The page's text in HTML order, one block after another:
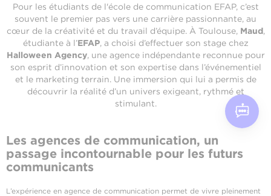
Pour les étudiants de l'école de communication EFAP, c’est
souvent le premier pas vers une carrière passionnante, au
cœur de la créativité et du travail d’équipe. À Toulouse, Maud,
étudiante à l’EFAP, a choisi d’effectuer son stage chez
Halloween Agency, une agence indépendante reconnue pour
son esprit d’innovation et son expertise dans l’événementiel
et le marketing terrain. Une immersion qui lui a permis de
découvrir la réalité d’un univers exigeant, rythmé et
stimulant.
Les agences de communication, un
passage incontournable pour les futurs
communicants
L’expérience en agence de communication permet de vivre pleinement